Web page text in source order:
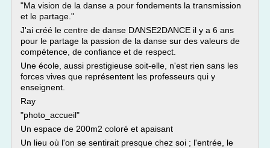
"Ma vision de la danse a pour fondements la transmission
et le partage."
J'ai créé le centre de danse DANSE2DANCE il y a 6 ans
pour le partage la passion de la danse sur des valeurs de
compétence, de confiance et de respect.
Une école, aussi prestigieuse soit-elle, n'est rien sans les
forces vives que représentent les professeurs qui y
enseignent.
Ray
"photo_accueil"
Un espace de 200m2 coloré et apaisant
Un lieu où l'on se sentirait presque chez soi ; l'entrée, le